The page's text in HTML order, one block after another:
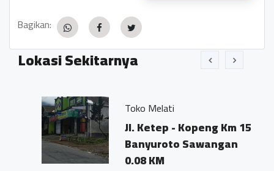
Bagikan:
Lokasi Sekitarnya
Toko Melati
Jl. Ketep - Kopeng Km 15
Banyuroto Sawangan
0.08 KM